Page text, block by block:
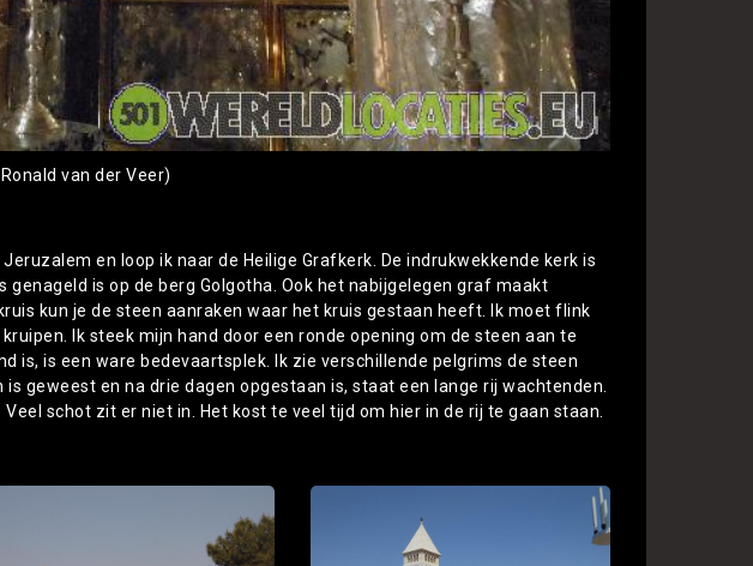
van der Veer)
en loop ik naar de Heilige Grafkerk. De indrukwekkende kerk is
is op de berg Golgotha. Ook het nabijgelegen graf maakt
kun je de steen aanraken waar het kruis gestaan heeft. Ik moet flink
Ik steek mijn hand door een ronde opening om de steen aan te
is, is een ware bedevaartsplek. Ik zie verschillende pelgrims de steen
geweest en na drie dagen opgestaan is, staat een lange rij wachtenden.
schot zit er niet in. Het kost te veel tijd om hier in de rij te gaan staan.